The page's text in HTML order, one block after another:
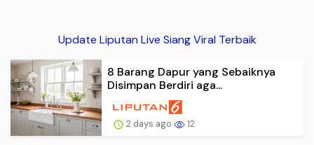
Update Liputan Live Siang Viral Terbaik
8 Barang Dapur yang Sebaiknya
Disimpan Berdiri aga...
2 days ago 12